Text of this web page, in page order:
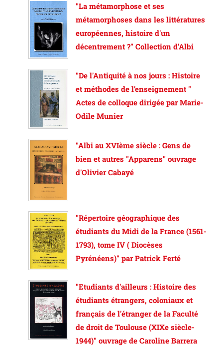
"La métamorphose et ses
métamorphoses dans les littératures
européennes, histoire d'un
décentrement ?" Collection d'Albi
"De l'Antiquité à nos jours : Histoire
et méthodes de l'enseignement "
Actes de colloque dirigée par Marie-
Odile Munier
"Albi au XVIème siècle : Gens de
bien et autres "Apparens" ouvrage
d'Olivier Cabayé
"Répertoire géographique des
étudiants du Midi de la France (1561-
1793), tome IV ( Diocèses
Pyrénéens)" par Patrick Ferté
"Etudiants d'ailleurs : Histoire des
étudiants étrangers, coloniaux et
français de l'étranger de la Faculté
de droit de Toulouse (XIXe siècle-
1944)" ouvrage de Caroline Barrera